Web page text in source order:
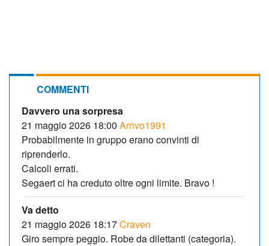
COMMENTI
Davvero una sorpresa
21 maggio 2026 18:00 Arrivo1991
Probabilmente in gruppo erano convinti di
riprenderlo.
Calcoli errati.
Segaert ci ha creduto oltre ogni limite. Bravo !
Va detto
21 maggio 2026 18:17Craven
Giro sempre peggio. Robe da dilettanti (categoria).